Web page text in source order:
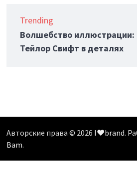
Trending
Волшебство иллюстрации:
Тейлор Свифт в деталях
Авторские права © 2026 I❤️brand.
Bam.